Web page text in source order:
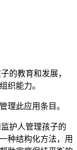
的教育和发展，
织能力。
理此应用条目。
护人管理孩子的
种结构化方法，用